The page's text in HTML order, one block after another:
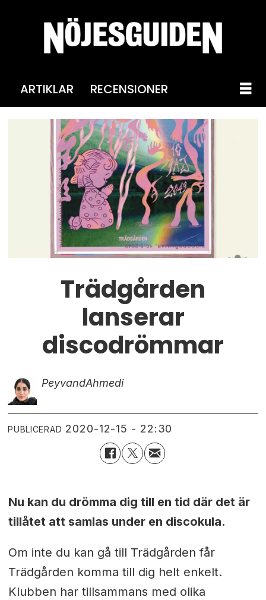
ARTIKLAR RECENSIONER
Trädgården
lanserar
discodrömmar
PeyvandAhmedi
PUBLICERAD 2020-12-15 - 22:30
Nu kan du drömma dig till en tid där det är
tillåtet att samlas under en discokula.
Om inte du kan gå till Trädgården får
Trädgården komma till dig helt enkelt.
Klubben har tillsammans med olika